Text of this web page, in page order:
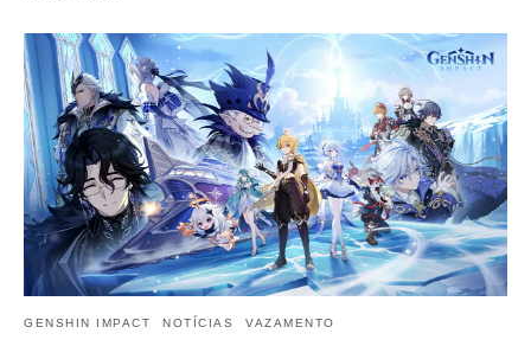
GENSHIN IMPACT NOTÍCIAS VAZAMENTO